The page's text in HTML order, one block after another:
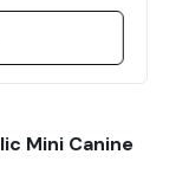
Mini Canine